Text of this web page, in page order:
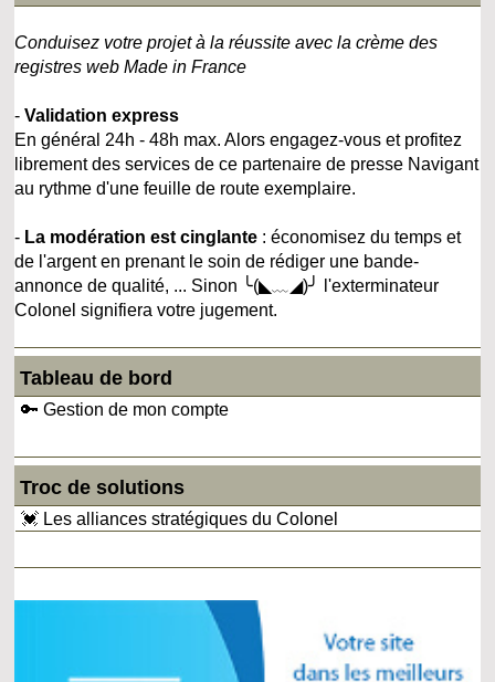
Conduisez votre projet à la réussite avec la crème des
registres web Made in France
-Validation express
En général 24h - 48h max. Alors engagez-vous et profitez
librement des services de ce partenaire de presse Navigant
au rythme d'une feuille de route exemplaire.
- La modération est cinglante : économisez du temps et
de l'argent en prenant le soin de rédiger une bande-
annonce de qualité, ... Sinon ╰(◣﹏◢)╯ l'exterminateur
Colonel signifiera votre jugement.
Tableau de bord
🔑 Gestion de mon compte
Troc de solutions
💓 Les alliances stratégiques du Colonel